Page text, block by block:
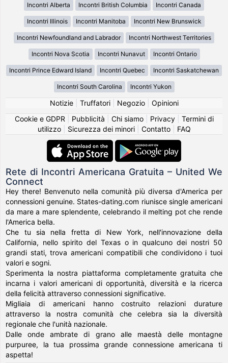
Incontri Alberta Incontri British Columbia Incontri Canada
Incontri Illinois Incontri Manitoba Incontri New Brunswick
Incontri Newfoundland and Labrador Incontri Northwest Territories
Incontri Nova Scotia Incontri Nunavut Incontri Ontario
Incontri Prince Edward Island Incontri Quebec Incontri Saskatchewan
Incontri South Carolina Incontri Yukon
Notizie| Truffatori| Negozio| Opinioni
Cookie e GDPR
Pubblicità Chi siamo| Privacy| Termini di
utilizzo| Sicurezza dei minori| Contatto| FAQ
Rete di Incontri Americana Gratuita – United We
Connect
Hey there! Benvenuto nella comunità più diversa d'America per
connessioni genuine. States-dating.com riunisce single americani
da mare a mare splendente, celebrando il melting pot che rende
l'America bella.
Che tu sia nella fretta di New York, nell'innovazione della
California, nello spirito del Texas o in qualcuno dei nostri 50
grandi stati, trova americani compatibili che condividono i tuoi
valori e sogni.
Sperimenta la nostra piattaforma completamente gratuita che
incarna i valori americani di opportunità, diversità e la ricerca
della felicità attraverso connessioni significative.
Migliaia di americani hanno costruito relazioni durature
attraverso la nostra comunità che celebra sia la diversità
regionale che l'unità nazionale.
Dalle onde ambrate di grano alle maestà delle montagne
purpuree, la tua prossima grande connessione americana ti
aspetta!